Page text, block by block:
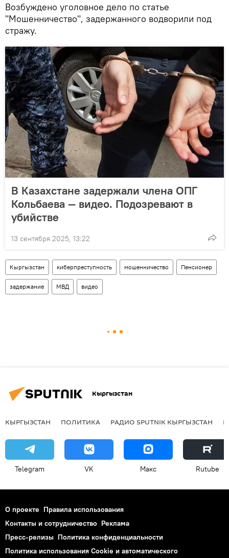
Возбуждено уголовное дело по статье
"Мошенничество", задержанного водворили под
стражу.
В Казахстане задержали члена ОПГ
Кольбаева — видео. Подозревают в
убийстве
13 сентября 2025, 13:22
Кыргызстан киберпреступность мошенничество Пенсионер
задержание МВД видео
Кыргызстан
КЫРГЫЗСТАН ПОЛИТИКА РАДИО SPUTNIK КЫРГЫЗСТАН
Telegram VK Макс Rutube
О проекте Правила использования
Контакты и сотрудничество Реклама
Пресс-релизы Политика конфиденциальности
Политика использования Cookie и автоматического